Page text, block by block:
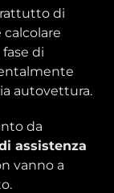
di
di
autovettura.
da
assistenza
vanno a